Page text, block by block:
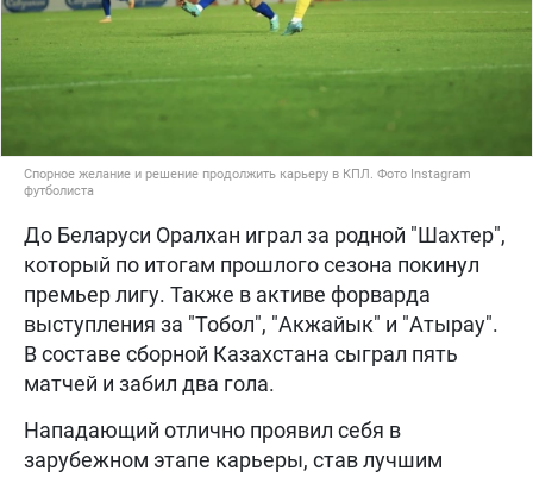
Спорное желание и решение продолжить карьеру в КПЛ. Фото Instagram
футболиста
До Беларуси Оралхан играл за родной "Шахтер",
который по итогам прошлого сезона покинул
премьер лигу. Также в активе форварда
выступления за "Тобол", "Акжайык" и "Атырау".
В составе сборной Казахстана сыграл пять
матчей и забил два гола.
Нападающий отлично проявил себя в
зарубежном этапе карьеры, став лучшим